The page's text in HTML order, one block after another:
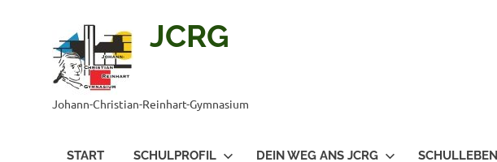
JCRG
Johann-Christian-Reinhart-Gymnasium
START SCHULPROFIL DEIN WEG ANS JCRG SCHULLEBEN